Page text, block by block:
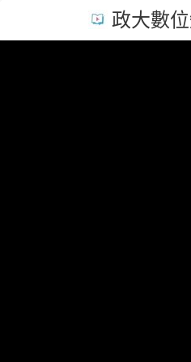
政大數位